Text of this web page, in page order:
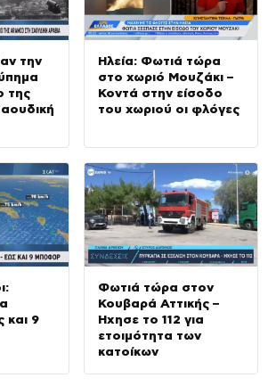
την
της
Ηλεία: Φωτιά τώρα
στο χωριό Μουζάκι –
Κοντά στην είσοδο
του χωριού οι φλόγες
και 9
Φωτιά τώρα στον
Κουβαρά Αττικής –
Ήχησε το 112 για
ετοιμότητα των
κατοίκων